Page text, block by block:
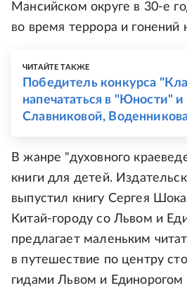
Мансийском округе в 30-е
во время террора и гонений
ЧИТАЙТЕ ТАКЖЕ
Победитель конкурса
напечататься в "Юности" и
Славниковой,
В жанре "духовного
книги для детей.
выпустил книгу Сергея
Китай-городу со Львом и
предлагает маленьким
в путешествие по центру
гидами Львом и Единорогом